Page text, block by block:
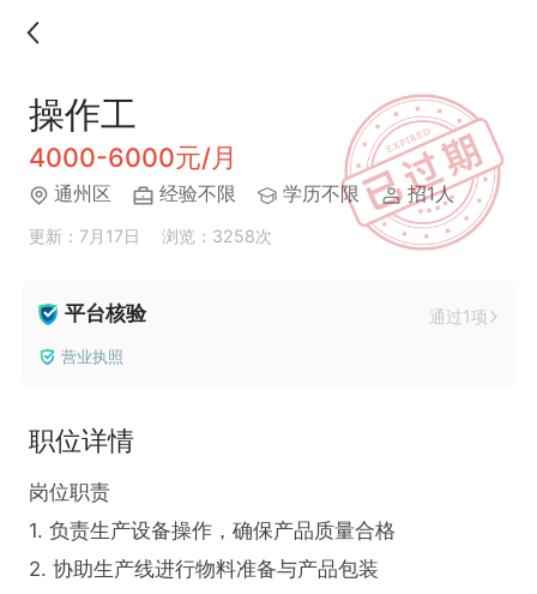
操作工
4000-6000元/月
通州区 经验不限 学历不限 招1人
更新：7月17日 浏览：3258次
平台核验 通过1项
营业执照
职位详情
岗位职责
1. 负责生产设备操作，确保产品质量合格
2. 协助生产线进行物料准备与产品包装